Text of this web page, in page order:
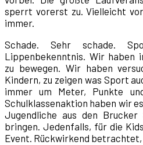
sperrt vorerst zu. Vielleicht
immer.
Schade. Sehr schade.
Lippenbekenntnis. Wir haben
zu bewegen. Wir haben
Kindern, zu zeigen was Sport
immer um Meter, Punkte
Schulklassenaktion haben wir
Jugendliche aus den
bringen. Jedenfalls, für die
Event. Rückwirkend